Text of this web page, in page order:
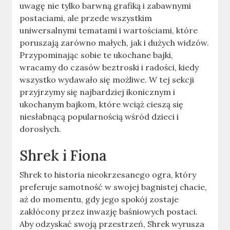
uwagę nie tylko barwną grafiką i zabawnymi
postaciami, ale przede wszystkim
uniwersalnymi tematami i wartościami, które
poruszają zarówno małych, jak i dużych widzów.
Przypominając sobie te ukochane bajki,
wracamy do czasów beztroski i radości, kiedy
wszystko wydawało się możliwe. W tej sekcji
przyjrzymy się najbardziej ikonicznym i
ukochanym bajkom, które wciąż cieszą się
niesłabnącą popularnością wśród dzieci i
dorosłych.
Shrek i Fiona
Shrek to historia nieokrzesanego ogra, który
preferuje samotność w swojej bagnistej chacie,
aż do momentu, gdy jego spokój zostaje
zakłócony przez inwazję baśniowych postaci.
Aby odzyskać swoją przestrzeń, Shrek wyrusza